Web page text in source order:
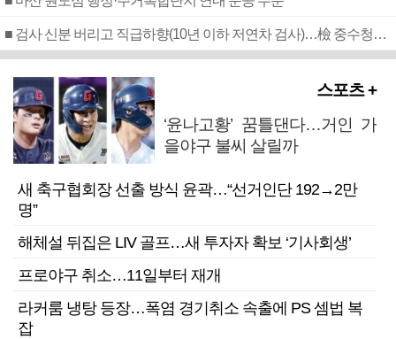
■ 검사 신분 버리고 직급하향(10년 이하 저연차 검사)…檢 중수청행 기피
스포츠 +
‘윤나고황’ 꿈틀댄다…거인 가
을야구 불씨 살릴까
새 축구협회장 선출 방식 윤곽…“선거인단 192→2만
명”
해체설 뒤집은 LIV 골프…새 투자자 확보 ‘기사회생’
프로야구 취소…11일부터 재개
라커룸 냉탕 등장…폭염 경기취소 속출에 PS 셈법 복
잡